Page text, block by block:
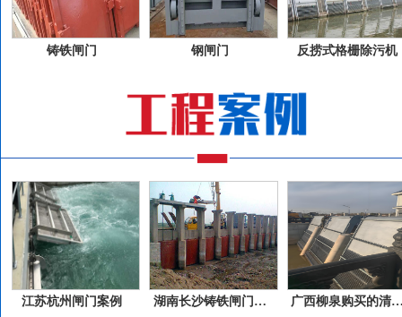
铸铁闸门 钢闸门 反捞式格栅除污机
江苏杭州闸门案例 湖南长沙铸铁闸门案例 广西柳泉购买的清